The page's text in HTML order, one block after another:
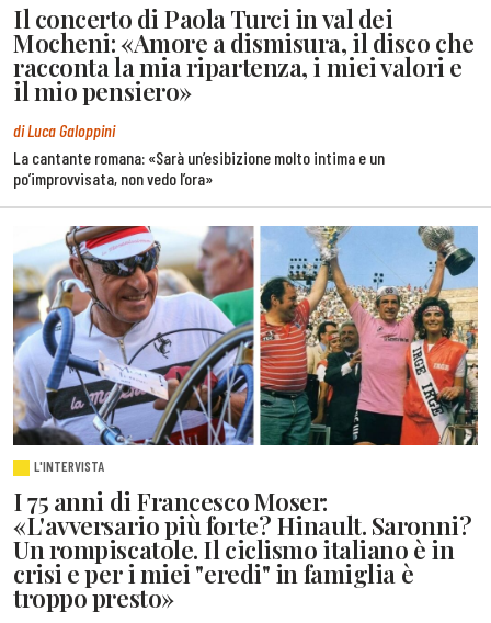
Il concerto di Paola Turci in val dei
Mocheni: «Amore a dismisura, il disco che
racconta la mia ripartenza, i miei valori e
il mio pensiero»
di Luca Galoppini
La cantante romana: «Sarà un’esibizione molto intima e un
po’improvvisata, non vedo l’ora»
L'INTERVISTA
I 75 anni di Francesco Moser:
«L'avversario più forte? Hinault. Saronni?
Un rompiscatole. Il ciclismo italiano è in
crisi e per i miei "eredi" in famiglia è
troppo presto»